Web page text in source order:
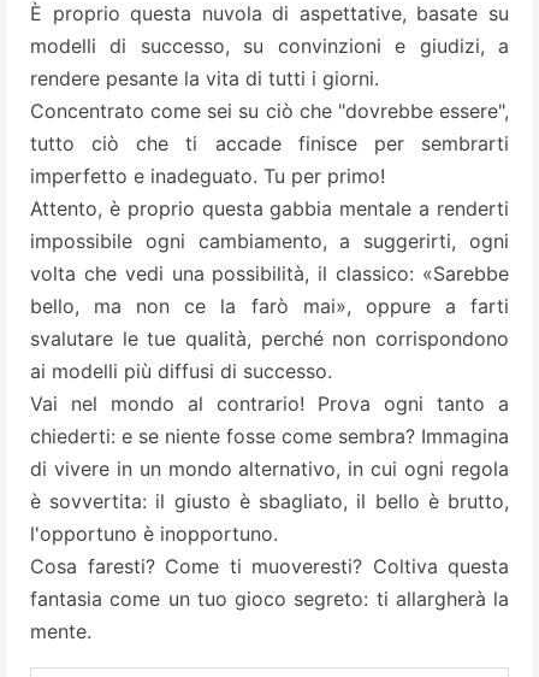
È proprio questa nuvola di aspettative, basate su
modelli di successo, su convinzioni e giudizi, a
rendere pesante la vita di tutti i giorni.
Concentrato come sei su ciò che "dovrebbe essere",
tutto ciò che ti accade finisce per sembrarti
imperfetto e inadeguato. Tu per primo!
Attento, è proprio questa gabbia mentale a renderti
impossibile ogni cambiamento, a suggerirti, ogni
volta che vedi una possibilità, il classico: «Sarebbe
bello, ma non ce la farò mai», oppure a farti
svalutare le tue qualità, perché non corrispondono
ai modelli più diffusi di successo.
Vai nel mondo al contrario! Prova ogni tanto a
chiederti: e se niente fosse come sembra? Immagina
di vivere in un mondo alternativo, in cui ogni regola
è sovvertita: il giusto è sbagliato, il bello è brutto,
l'opportuno è inopportuno.
Cosa faresti? Come ti muoveresti? Coltiva questa
fantasia come un tuo gioco segreto: ti allargherà la
mente.